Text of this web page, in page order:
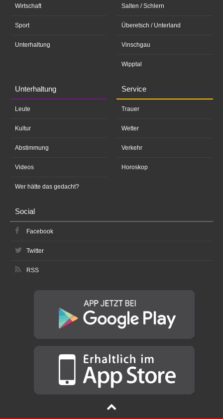
Wirtschaft
Sport
Unterhaltung
Salten / Schlern
Überetsch / Unterland
Vinschgau
Wipptal
Unterhaltung
Leute
Kultur
Abstimmung
Videos
Wer hätte das gedacht?
Service
Trauer
Wetter
Verkehr
Horoskop
Social
Facebook
Twitter
RSS